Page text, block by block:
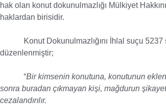
hak olan konut dokunulmazlığı Mülkiyet
haklardan birisidir.
Konut Dokunulmazlığını İhlal suçu 5237
düzenlenmiştir;
“Bir kimsenin konutuna, konutunun
sonra buradan çıkmayan kişi, mağdurun
cezalandırılır.